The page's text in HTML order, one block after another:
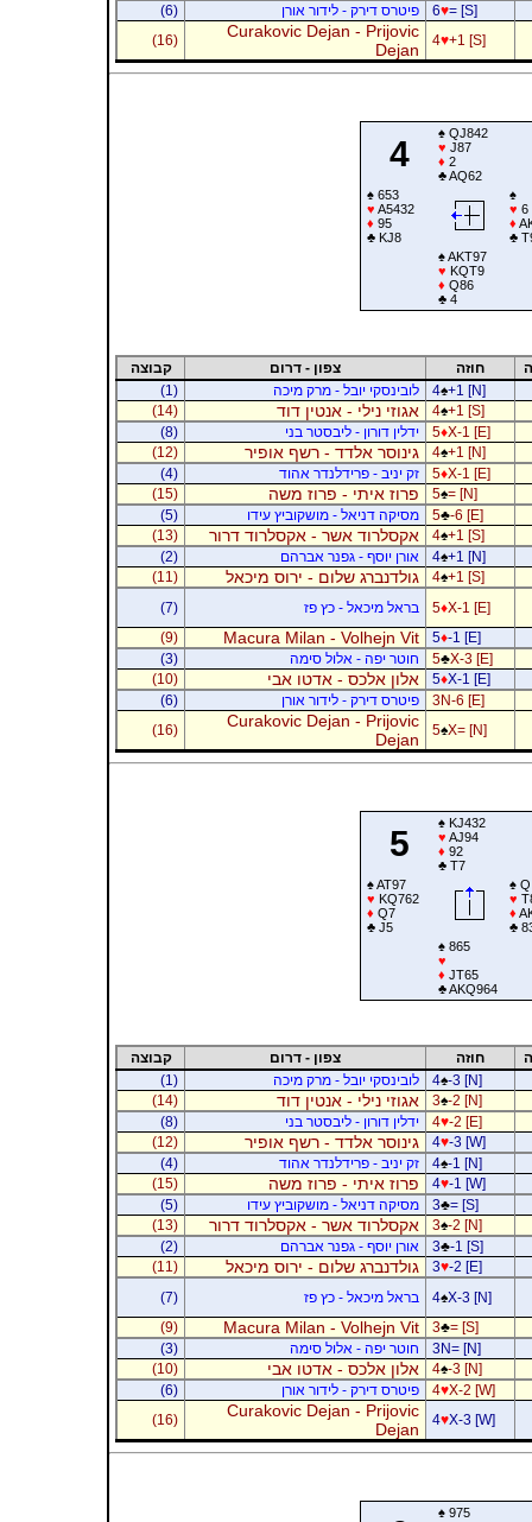
6♥= [S] פיטרס דירק - לידור אורן
(6)
4♥+1 [S]
Curakovic Dejan - Prijovic
Dejan
(16)
4
♠QJ842
♥ J87
♦ 2
♣AQ62
♠653
♥ A5432
♦ 95
♣KJ8
♠
♥ 6
♦
♣
♠AKT97
♥ KQT9
♦ Q86
♣4
חוזה צפון - דרום
קבוצה
4♠+1 [N] לובינסקי יובל - מרק מיכה
(1)
4♠+1 [S] אגוזי נילי - אנטין דוד
(14)
5♦X-1 [E] ידלין דורון - ליבסטר בני
(8)
4♠+1 [N] גינוסר אלדד - רשף אופיר
(12)
5♦X-1 [E] זק יניב - פרידלנדר אהוד
(4)
5♠= [N] פרוז איתי - פרוז משה
(15)
5♣-6 [E] מסיקה דניאל - מושקוביץ עידו
(5)
4♠+1 [S] אקסלרוד אשר - אקסלרוד דרור
(13)
4♠+1 [N] אורן יוסף - גפנר אברהם
(2)
4♠+1 [S] גולדנברג שלום - ירוס מיכאל
(11)
5♦X-1 [E] בראל מיכאל - כץ פז
(7)
5♦-1 [E]
Macura Milan - Volhejn Vit
(9)
5♣X-3 [E] חוטר יפה - אלול סימה
(3)
5♦X-1 [E] אלון אלכס - אדטו אבי
(10)
3N-6 [E]
פיטרס דירק - לידור אורן
(6)
5♠X= [N]
Curakovic Dejan - Prijovic
Dejan
(16)
5
♠KJ432
♥ AJ94
♦ 92
♣T7
♠AT97
♥ KQ762
♦ Q7
♣J5
♠Q
♥
♦
♣
♠865
♥
♦ JT65
♣AKQ964
חוזה צפון - דרום
קבוצה
4♠-3 [N] לובינסקי יובל - מרק מיכה
(1)
3♠-2 [N] אגוזי נילי - אנטין דוד
(14)
4♥-2 [E] ידלין דורון - ליבסטר בני
(8)
4♥-3 [W] גינוסר אלדד - רשף אופיר
(12)
4♠-1 [N] זק יניב - פרידלנדר אהוד
(4)
4♥-1 [W] פרוז איתי - פרוז משה
(15)
3♣= [S] מסיקה דניאל - מושקוביץ עידו
(5)
3♠-2 [N] אקסלרוד אשר - אקסלרוד דרור
(13)
3♣-1 [S] אורן יוסף - גפנר אברהם
(2)
3♥-2 [E] גולדנברג שלום - ירוס מיכאל
(11)
4♠X-3 [N] בראל מיכאל - כץ פז
(7)
3♣= [S]
Macura Milan - Volhejn Vit
(9)
3N= [N]
חוטר יפה - אלול סימה
(3)
4♠-3 [N] אלון אלכס - אדטו אבי
(10)
4♥X-2 [W] פיטרס דירק - לידור אורן
(6)
4♥X-3 [W]
Curakovic Dejan - Prijovic
Dejan
(16)
♠975